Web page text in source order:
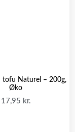
tofu Naturel – 200g,
Øko
17,95 kr.